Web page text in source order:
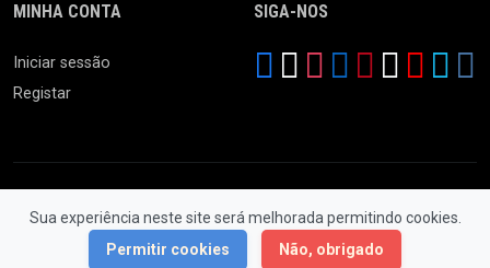
Sua experiência neste site será melhorada permitindo cookies.
Permitir cookies
Não, obrigado
MINHA CONTA
Iniciar sessão
Registar
SIGA-NOS
© 2026 Feira da Ladra. Todos os Direitos Reservados.